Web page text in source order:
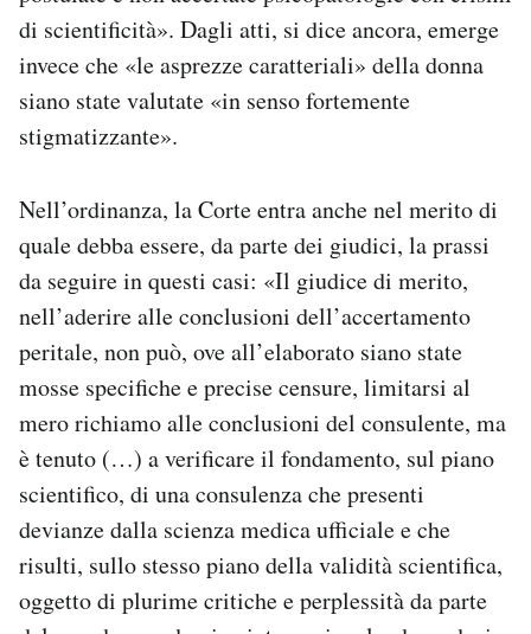
di scientificità». Dagli atti, si dice ancora, emerge
invece che «le asprezze caratteriali» della donna
siano state valutate «in senso fortemente
stigmatizzante».
Nell’ordinanza, la Corte entra anche nel merito di
quale debba essere, da parte dei giudici, la prassi
da seguire in questi casi: «Il giudice di merito,
nell’aderire alle conclusioni dell’accertamento
peritale, non può, ove all’elaborato siano state
mosse specifiche e precise censure, limitarsi al
mero richiamo alle conclusioni del consulente, ma
è tenuto (…) a verificare il fondamento, sul piano
scientifico, di una consulenza che presenti
devianze dalla scienza medica ufficiale e che
risulti, sullo stesso piano della validità scientifica,
oggetto di plurime critiche e perplessità da parte